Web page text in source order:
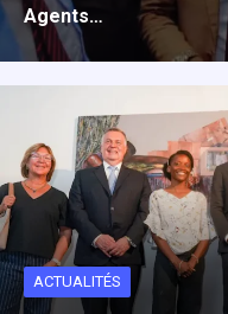
Agents…
ACTUALITÉS